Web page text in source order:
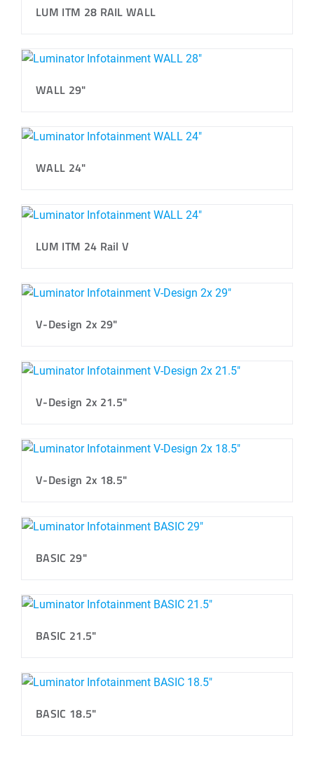
LUM ITM 28 RAIL WALL
WALL 29"
WALL 24"
LUM ITM 24 Rail V
V-Design 2x 29"
V-Design 2x 21.5"
V-Design 2x 18.5"
BASIC 29"
BASIC 21.5"
BASIC 18.5"